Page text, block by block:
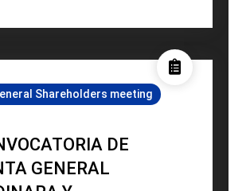
ORDINARA
EXTRAORDINARIA
ACCIONISTAS
“OPTIMUM
Shareholders meeting
DE
GENERAL